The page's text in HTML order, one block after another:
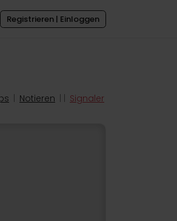
Registrieren | Einloggen
Notieren Signaler